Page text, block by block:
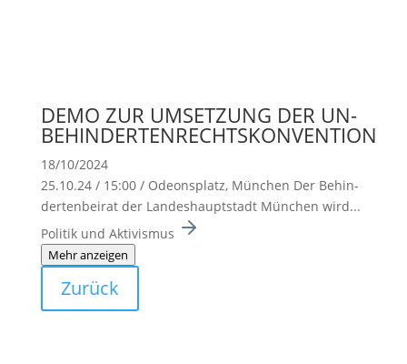
DEMO ZUR UMSETZUNG DER UN-
BEHINDERTENRECHTSKONVENTION
18/10/2024
25.10.24 / 15:00 / Odeons­platz, München Der Behin­
der­ten­beirat der Landes­haupt­stadt München wird...
Politik und Aktivismus
Mehr anzeigen
Zurück